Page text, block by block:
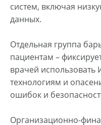
систем, включая
данных.
Отдельная группа
пациентам –
врачей использовать
технологиям и
ошибок и
Организационно-